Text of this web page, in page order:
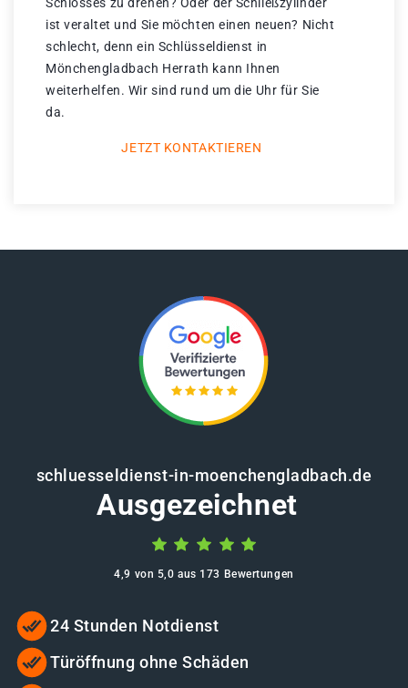
Schlosses zu drehen? Oder der Schließzylinder
ist veraltet und Sie möchten einen neuen? Nicht
schlecht, denn ein Schlüsseldienst in
Mönchengladbach Herrath kann Ihnen
weiterhelfen. Wir sind rund um die Uhr für Sie
da.
JETZT KONTAKTIEREN
schluesseldienst-in-moenchengladbach.de
Ausgezeichnet
4,9 von 5,0 aus 173 Bewertungen
24 Stunden Notdienst
Türöffnung ohne Schäden